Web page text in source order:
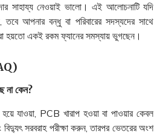
সাহায্য নেওয়াই ভালো। এই আলোচনাটি যদি
আপনার বন্ধু বা পরিবারের সদস্যদের সাথে
হয়তো একই রকম ফ্যানের সমস্যায় ভুগছেন।
না কেন?
হয়ে যাওয়া, PCB খারাপ হওয়া বা পাওয়ার কেবল
সরবরাহ পরীক্ষা করুন, তারপর ভেতরের অংশ